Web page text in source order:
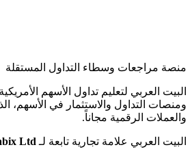
منصة مراجعات وسطاء التداول المستقلة
البيت العربي لتعليم تداول الأسهم
ومنصات التداول والاستثمار في الأسهم،
والعملات الرقمية مجاناً.
البيت العربي علامة تجارية تابعة لـ Ltd